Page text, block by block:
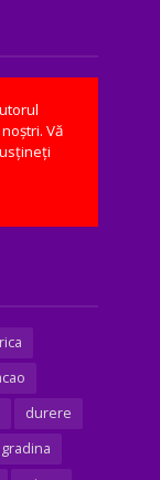
Vă
durere
gradina